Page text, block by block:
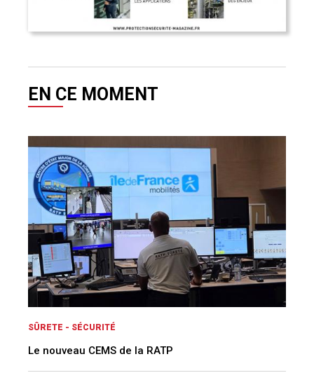
EN CE MOMENT
SÛRETE - SÉCURITÉ
Le nouveau CEMS de la RATP